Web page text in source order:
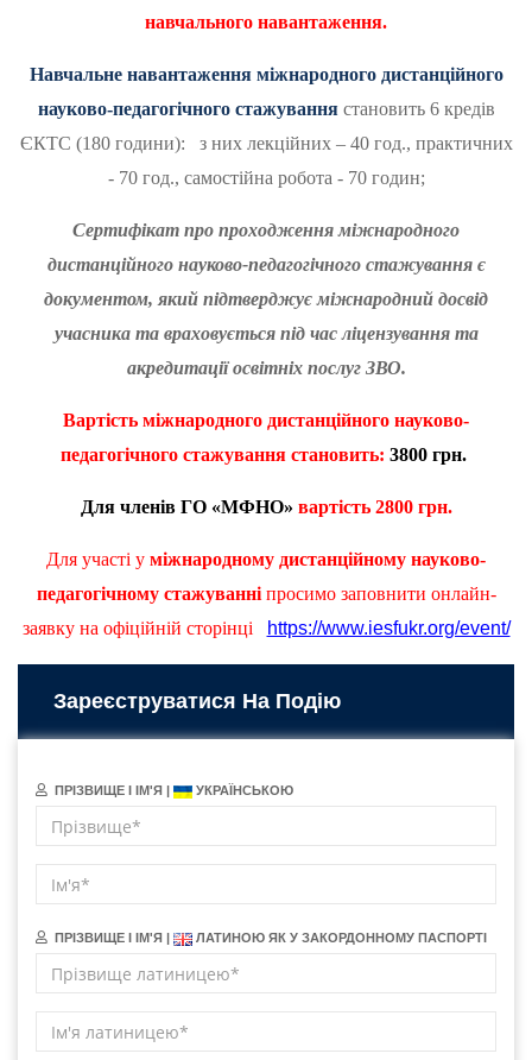
навчального навантаження.
Навчальне навантаження міжнародного дистанційного
науково-педагогічного стажування становить 6 кредів
ЄКТС (180 години): з них лекційних – 40 год., практичних
- 70 год., самостійна робота - 70 годин;
Сертифікат про проходження міжнародного
дистанційного науково-педагогічного стажування є
документом, який підтверджує міжнародний досвід
учасника та враховується під час ліцензування та
акредитації освітніх послуг ЗВО.
Вартість міжнародного дистанційного науково-
педагогічного стажування становить: 3800 грн.
Для членів ГО «МФНО» вартість 2800 грн.
Для участі у міжнародному дистанційному науково-
педагогічному стажуванні просимо заповнити онлайн-
заявку на офіційній сторінці
https://www.iesfukr.org/event/
Зареєструватися На Подію
ПРІЗВИЩЕ І ІМ'Я | УКРАЇНСЬКОЮ
ПРІЗВИЩЕ І ІМ'Я | ЛАТИНОЮ ЯК У ЗАКОРДОННОМУ ПАСПОРТІ